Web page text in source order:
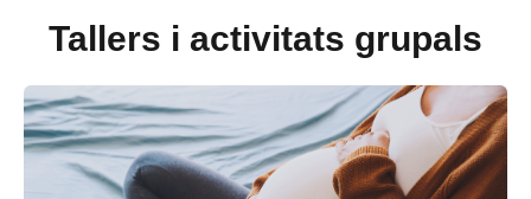
Tallers i activitats grupals